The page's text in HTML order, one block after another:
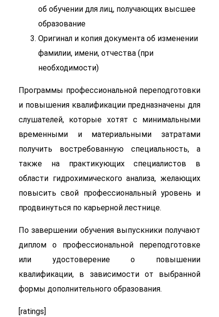
об обучении для лиц, получающих высшее
образование
Оригинал и копия документа об изменении
фамилии, имени, отчества (при
необходимости)
Программы профессиональной переподготовки
и повышения квалификации предназначены для
слушателей, которые хотят с минимальными
временными и материальными затратами
получить востребованную специальность, а
также на практикующих специалистов в
области гидрохимического анализа, желающих
повысить свой профессиональный уровень и
продвинуться по карьерной лестнице.
По завершении обучения выпускники получают
диплом о профессиональной переподготовке
или удостоверение о повышении
квалификации, в зависимости от выбранной
формы дополнительного образования.
[ratings]